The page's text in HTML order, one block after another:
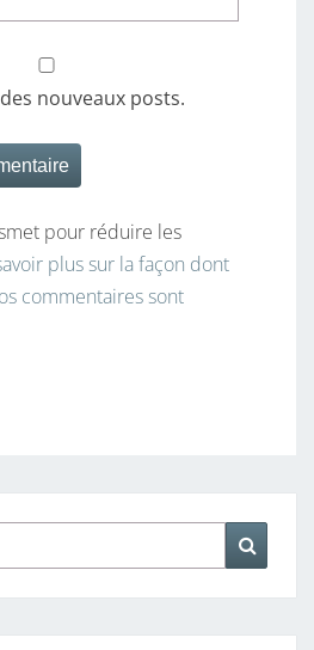
nouveaux posts.
pour réduire les
plus sur la façon dont
commentaires sont